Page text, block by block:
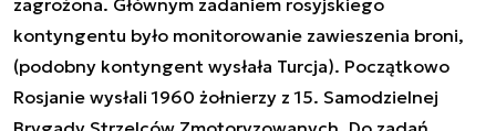
kontyngentu było monitorowanie zawieszenia broni,
(podobny kontyngent wysłała Turcja). Początkowo
Rosjanie wysłali 1960 żołnierzy z 15. Samodzielnej